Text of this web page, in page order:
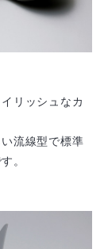
リッシュなカ
流線型で標準
。